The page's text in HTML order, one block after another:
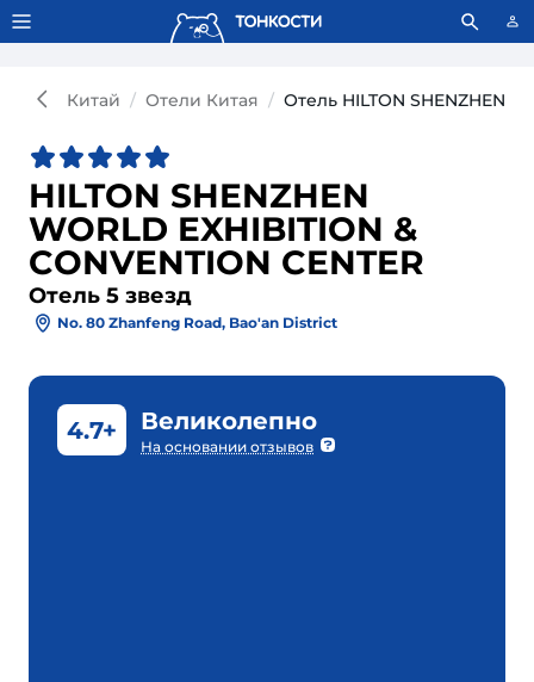
Тонкости используют сookie-файлы. Что это значит?
Китай Отели Китая Отель HILTON SHENZHEN
HILTON SHENZHEN
WORLD EXHIBITION &
CONVENTION CENTER
Отель 5 звезд
No. 80 Zhanfeng Road, Bao'an District
4.7+ Великолепно
На основании отзывов